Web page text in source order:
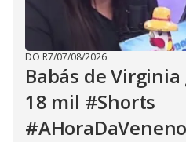
DO R7/07/08/2026
Babás de
18 mil #Shorts